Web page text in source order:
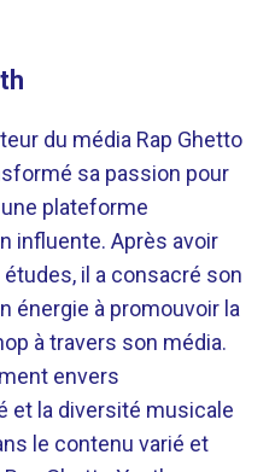
du média Rap Ghetto
sa passion pour
une plateforme
influente. Après avoir
il a consacré son
énergie à promouvoir la
à travers son média.
envers
et la diversité musicale
le contenu varié et